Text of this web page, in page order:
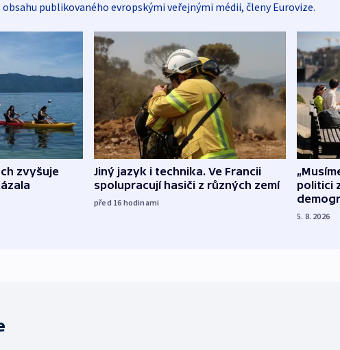
obsahu publikovaného evropskými veřejnými médii, členy Eurovize.
zvyšuje
Jiný jazyk i technika. Ve Francii
spolupracují hasiči z různých zemí
před 16 hodinami
politici
5. 8. 2026